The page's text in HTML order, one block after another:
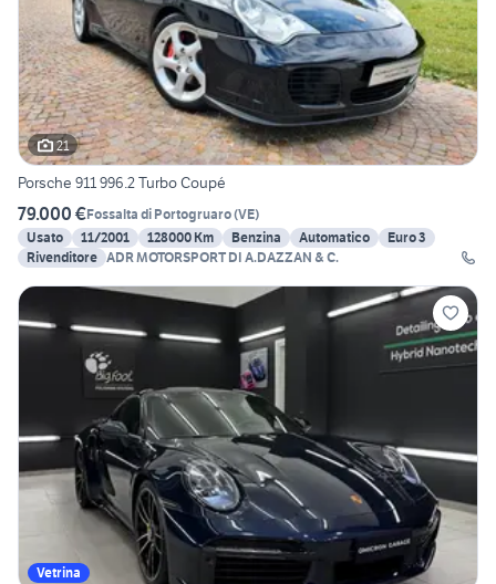
21
Porsche 911 996.2 Turbo Coupé
79.000 €Fossalta di Portogruaro(VE)
Usato
11/2001 128000 Km Benzina Automatico
Euro 3
Rivenditore ADR MOTORSPORT DI A.DAZZAN & C.
Vetrina